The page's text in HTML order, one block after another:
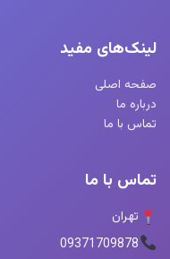
لینک‌های مفید
صفحه اصلی
درباره ما
تماس با ما
تماس با ما
تهران
09371709878